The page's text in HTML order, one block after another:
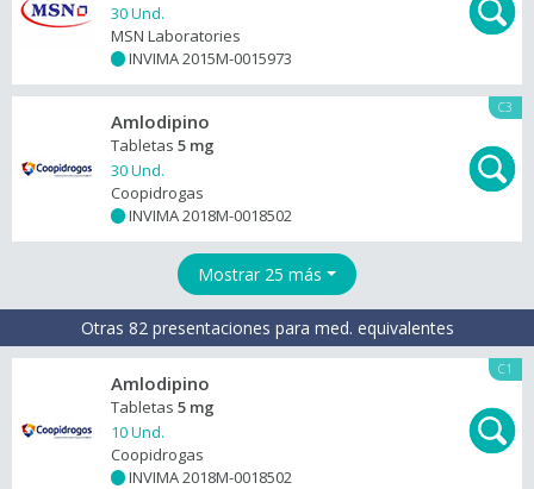
30 Und.
MSN Laboratories
INVIMA 2015M-0015973
C3
Amlodipino
Tabletas 5 mg
30 Und.
Coopidrogas
INVIMA 2018M-0018502
Mostrar 25 más
Otras 82 presentaciones para med. equivalentes
C1
Amlodipino
Tabletas 5 mg
10 Und.
Coopidrogas
INVIMA 2018M-0018502